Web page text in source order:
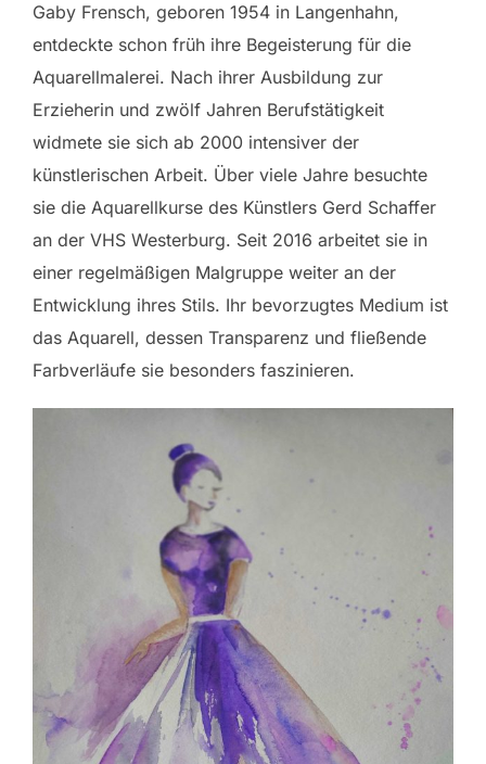
Gaby Frensch, geboren 1954 in Langenhahn,
entdeckte schon früh ihre Begeisterung für die
Aquarellmalerei. Nach ihrer Ausbildung zur
Erzieherin und zwölf Jahren Berufstätigkeit
widmete sie sich ab 2000 intensiver der
künstlerischen Arbeit. Über viele Jahre besuchte
sie die Aquarellkurse des Künstlers Gerd Schaffer
an der VHS Westerburg. Seit 2016 arbeitet sie in
einer regelmäßigen Malgruppe weiter an der
Entwicklung ihres Stils. Ihr bevorzugtes Medium ist
das Aquarell, dessen Transparenz und fließende
Farbverläufe sie besonders faszinieren.